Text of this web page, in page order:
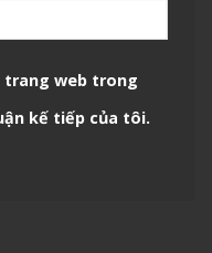
trang web trong
kế tiếp của tôi.